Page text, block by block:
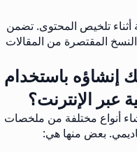
أثناء تلخيص المحتوى. تضمن
النسخ المقتصرة من المقالات
إنشاؤه باستخدام
عبر الإنترنت؟
أنواع مختلفة من ملخصات
بعض منها هي: